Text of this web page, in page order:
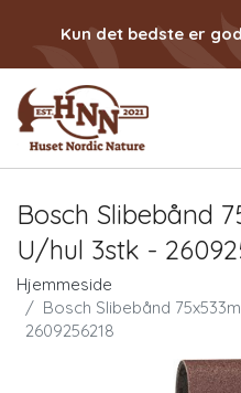
Kun det bedste er
Bosch Slibebånd
U/hul 3stk -
Hjemmeside
Bosch Slibebånd
2609256218